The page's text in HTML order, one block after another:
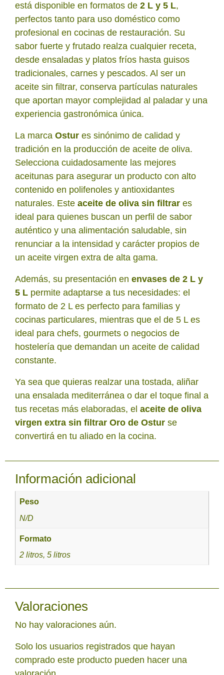
está disponible en formatos de 2 L y 5 L,
perfectos tanto para uso doméstico como
profesional en cocinas de restauración. Su
sabor fuerte y frutado realza cualquier receta,
desde ensaladas y platos fríos hasta guisos
tradicionales, carnes y pescados. Al ser un
aceite sin filtrar, conserva partículas naturales
que aportan mayor complejidad al paladar y una
experiencia gastronómica única.
La marca Ostur es sinónimo de calidad y
tradición en la producción de aceite de oliva.
Selecciona cuidadosamente las mejores
aceitunas para asegurar un producto con alto
contenido en polifenoles y antioxidantes
naturales. Este aceite de oliva sin filtrar es
ideal para quienes buscan un perfil de sabor
auténtico y una alimentación saludable, sin
renunciar a la intensidad y carácter propios de
un aceite virgen extra de alta gama.
Además, su presentación en envases de 2 L y
5 L permite adaptarse a tus necesidades: el
formato de 2 L es perfecto para familias y
cocinas particulares, mientras que el de 5 L es
ideal para chefs, gourmets o negocios de
hostelería que demandan un aceite de calidad
constante.
Ya sea que quieras realzar una tostada, aliñar
una ensalada mediterránea o dar el toque final a
tus recetas más elaboradas, el aceite de oliva
virgen extra sin filtrar Oro de Ostur se
convertirá en tu aliado en la cocina.
Información adicional
Peso
N/D
Formato
2 litros, 5 litros
Valoraciones
No hay valoraciones aún.
Solo los usuarios registrados que hayan
comprado este producto pueden hacer una